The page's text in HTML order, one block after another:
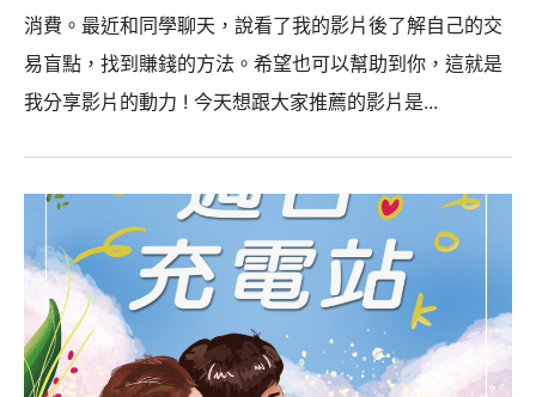
消費。最近和同學聊天，說看了我的影片後了解自己的交
易盲點，找到賺錢的方法。希望也可以幫助到你，這就是
我分享影片的動力 ! 今天想跟大家推薦的影片是...